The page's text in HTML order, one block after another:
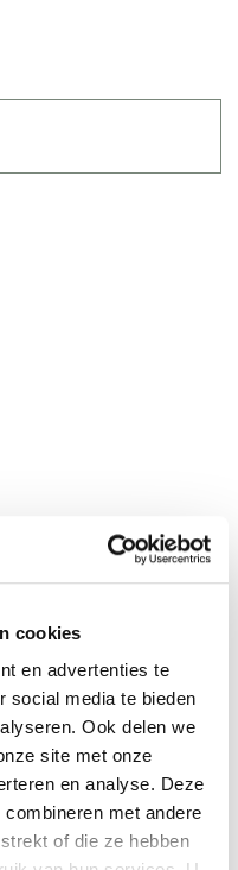
cookies
en advertenties te
social media te bieden
Ook delen we
site met onze
en analyse. Deze
met andere
of die ze hebben
over
helpt mensen om zich
coachen van mensen
maar ook uitdagend.
niet gemakkelijk.